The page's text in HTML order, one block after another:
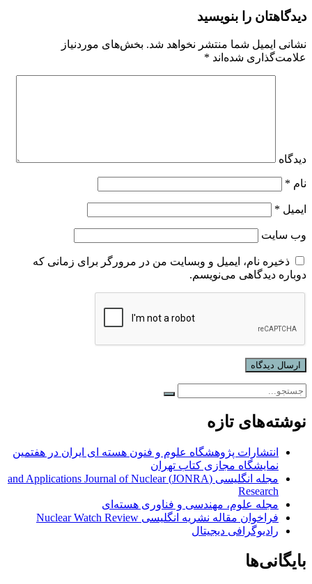
دیدگاهتان را بنویسید
نشانی ایمیل شما منتشر نخواهد شد. بخش‌های موردنیاز
علامت‌گذاری شده‌اند *
دیدگاه
نام *
ایمیل *
وب‌ سایت
ذخیره نام، ایمیل و وبسایت من در مرورگر برای زمانی که
دوباره دیدگاهی می‌نویسم.
نوشته‌های تازه
انتشارات پژوهشگاه علوم و فنون هسته ای ایران در هفتمین
نمایشگاه مجازی کتاب تهران
مجله انگلیسی (JONRA) and Applications Journal of Nuclear
Research
مجله علوم، مهندسی و فناوری هسته‌ای
فراخوان مقاله نشریه انگلیسی Nuclear Watch Review
رادیوگرافی دیجیتال
بایگانی‌ها